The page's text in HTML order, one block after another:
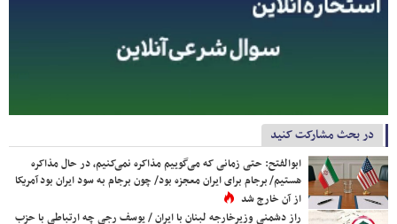
در بحث مشارکت کنید
ابوالفتح: حتی زمانی که می‌گوییم مذاکره نمی‌کنیم، در حال مذاکره
هستیم/ برجام برای ایران معجزه بود/ چون برجام به سود ایران بود آمریکا
از آن خارج شد
راز دشمنی وزیرخارجه لبنان با ایران / یوسف رجی چه ارتباطی با حزب